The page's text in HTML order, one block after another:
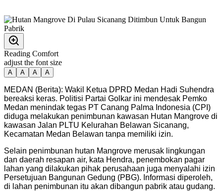
Reading Comfort
adjust the font size
A A A A
MEDAN (Berita): Wakil Ketua DPRD Medan Hadi Suhendra
bereaksi keras. Politisi Partai Golkar ini mendesak Pemko
Medan menindak tegas PT Canang Palma Indonesia (CPI)
diduga melakukan penimbunan kawasan Hutan Mangrove di
kawasan Jalan PLTU Kelurahan Belawan Sicanang,
Kecamatan Medan Belawan tanpa memiliki izin.
Selain penimbunan hutan Mangrove merusak lingkungan
dan daerah resapan air, kata Hendra, penembokan pagar
lahan yang dilakukan pihak perusahaan juga menyalahi izin
Persetujuan Bangunan Gedung (PBG). Informasi diperoleh,
di lahan penimbunan itu akan dibangun pabrik atau gudang.